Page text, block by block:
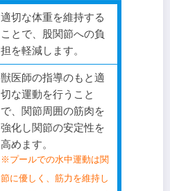
適切な体重を維持する
ことで、股関節への負
担を軽減します。
獣医師の指導のもと適
切な運動を行うこと
で、関節周囲の筋肉を
強化し関節の安定性を
高めます。
※プールでの水中運動は関
節に優しく、筋力を維持し